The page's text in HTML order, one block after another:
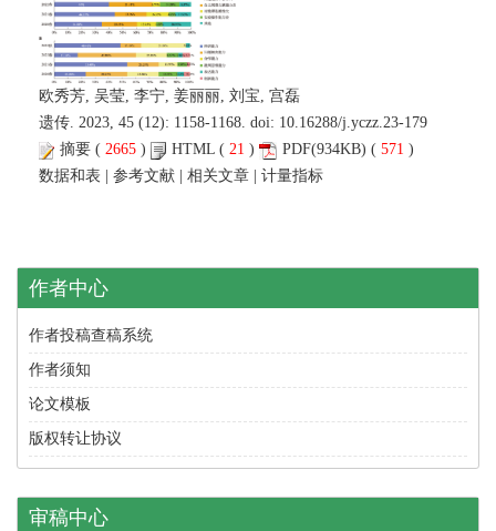
欧秀芳, 吴莹, 李宁, 姜丽丽, 刘宝, 宫磊
遗传. 2023, 45 (12): 1158-1168. doi: 10.16288/j.yczz.23-179
摘要 ( 2665 ) HTML ( 21 ) PDF(934KB) ( 571 )
数据和表
参考文献 相关文章 计量指标
作者中心
作者投稿查稿系统
作者须知
论文模板
版权转让协议
审稿中心